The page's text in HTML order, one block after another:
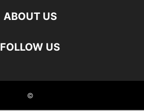
ABOUT US
FOLLOW US
©